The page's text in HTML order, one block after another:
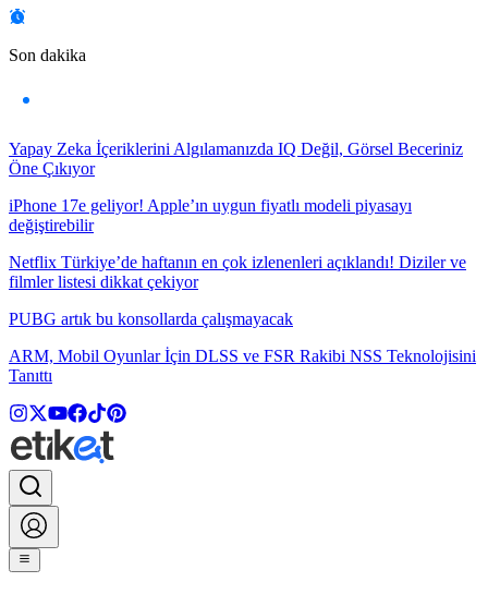
Son dakika
Yapay Zeka İçeriklerini Algılamanızda IQ Değil, Görsel Beceriniz
Öne Çıkıyor
iPhone 17e geliyor! Apple’ın uygun fiyatlı modeli piyasayı
değiştirebilir
Netflix Türkiye’de haftanın en çok izlenenleri açıklandı! Diziler ve
filmler listesi dikkat çekiyor
PUBG artık bu konsollarda çalışmayacak
ARM, Mobil Oyunlar İçin DLSS ve FSR Rakibi NSS Teknolojisini
Tanıttı